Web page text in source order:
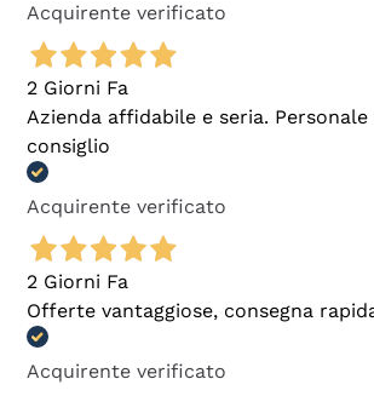
Acquirente verificato
2 Giorni Fa
Azienda affidabile e seria.
consiglio
Acquirente verificato
2 Giorni Fa
Offerte vantaggiose, consegna
Acquirente verificato